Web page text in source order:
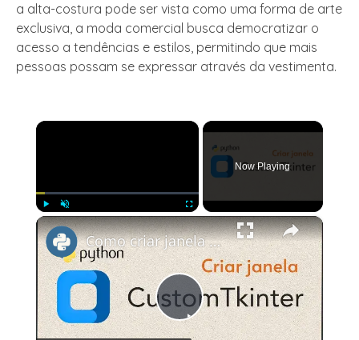
a alta-costura pode ser vista como uma forma de arte
exclusiva, a moda comercial busca democratizar o
acesso a tendências e estilos, permitindo que mais
pessoas possam se expressar através da vestimenta.
×
Play Unmute Fullscreen
Now Playing
×
Play
Como criar janela no CustomTkinter?